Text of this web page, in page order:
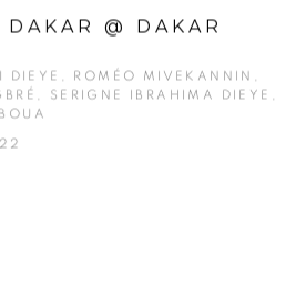
@ DAKAR
DIEYE, ROMÉO MIVEKANNIN,
SERIGNE IBRAHIMA DIEYE,